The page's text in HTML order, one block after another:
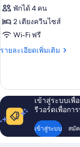
ทั้งหมด
ของ
ห้อง
พัก
พักได้ 4 คน
2 เตียงควีนไซส์
Wi-Fi ฟรี
รายละเอียดเพิ่มเติม
ราย
เกี่ยว
กับ
ห้อง
พัก
เข้าสู่ระบบเพื่
รีวอร์ดเพื่อกา
เข้าสู่ระบบ สมั